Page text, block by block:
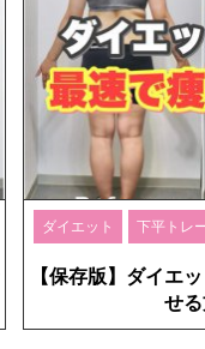
ダイエット 下平トレ
【保存版】ダイエ
せ